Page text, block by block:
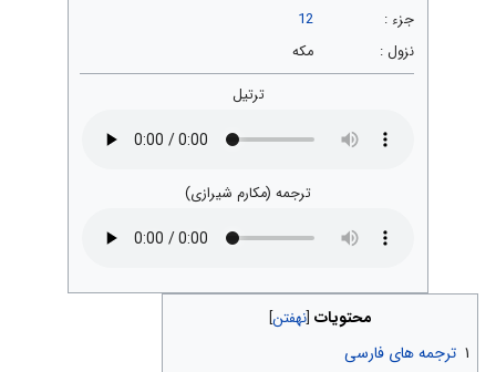
جزء :
12
نزول :
مکه
ترتیل
ترجمه (مکارم شیرازی)
محتویات
۱ ترجمه های فارسی